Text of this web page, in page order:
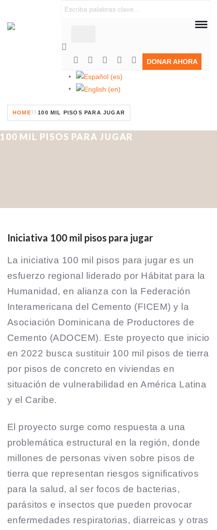
Habitat para la Humanidad República Dominicana
DONAR AHORA
HOME 100 MIL PISOS PARA JUGAR
100 MIL PISOS PARA JUGAR
Iniciativa 100 mil pisos para jugar
La iniciativa 100 mil pisos para jugar es un
esfuerzo regional liderado por Hábitat para la
Humanidad, en alianza con la Federación
Interamericana del Cemento (FICEM) y la
Asociación Dominicana de Productores de
Cemento (ADOCEM). Este proyecto que inicio
en 2022 busca sustituir 100 mil pisos de tierra
por pisos de concreto en viviendas en
situación de vulnerabilidad en América Latina
y el Caribe.
El proyecto surge como respuesta a una
problemática estructural en la región, donde
millones de personas viven sobre pisos de
tierra que representan riesgos significativos
para la salud, al ser focos de bacterias,
parásitos e insectos que pueden provocar
enfermedades respiratorias, diarreicas y otras